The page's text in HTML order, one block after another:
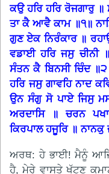
ਕਉ ਹਰਿ ਹਰਿ ਰੋਜਗਾਰੁ
ਤਾ ਕੈ ਆਵੈ ਕਾਮ ॥੧॥
ਗੁਣ ਏਕ ਨਿਰੰਕਾਰ ॥
ਵਡਾਈ ਹਰਿ ਜਸੁ
ਸੰਤਨ ਕੈ ਬਿਨਸੀ ਚਿੰਦ
ਹਰਿ ਜਸੁ ਗਾਵਹਿ ਨਾਦ
ਉਨ ਸੰਗੁ ਸੋ ਪਾਏ ਜਿਸੁ
ਅਰਦਾਸਿ ॥ ਚਰਨ
ਕਿਰਪਾਲ ਹਜੂਰਿ ॥
ਅਰਥ: ਹੇ ਭਾਈ! ਮੈਨੂੰ
ਹੈ, ਮੇਰੇ ਵਾਸਤੇ ਖੱਟਣ